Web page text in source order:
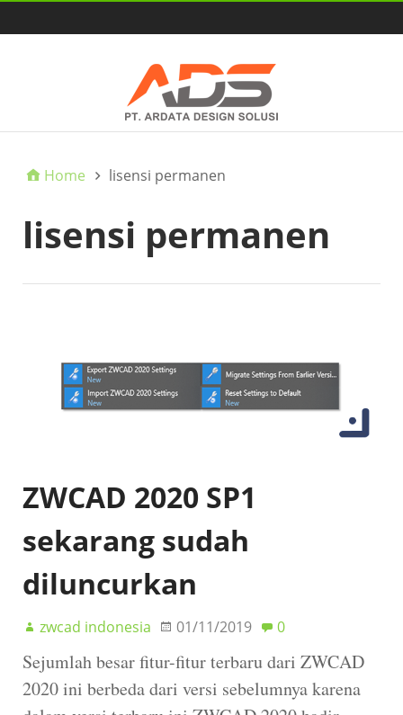
Home lisensi permanen
lisensi permanen
ZWCAD 2020 SP1
sekarang sudah
diluncurkan
zwcad indonesia 01/11/2019 0
Sejumlah besar fitur-fitur terbaru dari ZWCAD
2020 ini berbeda dari versi sebelumnya karena